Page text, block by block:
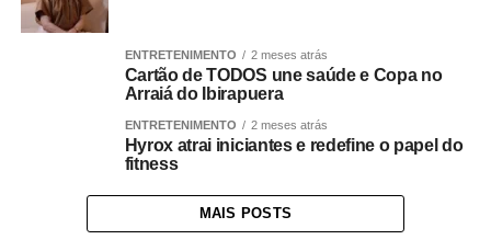
ENTRETENIMENTO 2 meses atrás
Cartão de TODOS une saúde e Copa no
Arraiá do Ibirapuera
ENTRETENIMENTO 2 meses atrás
Hyrox atrai iniciantes e redefine o papel do
fitness
MAIS POSTS